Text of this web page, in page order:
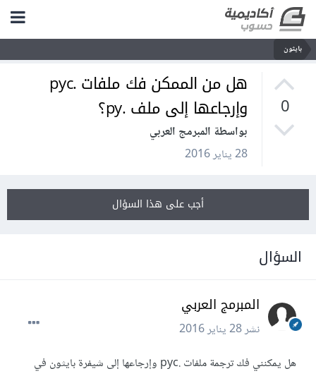
بايثون
0
هل من الممكن فك ملفات .pyc
وإرجاعها إلى ملف .py؟
بواسطة المبرمج العربي
28 يناير 2016
أجب على هذا السؤال
السؤال
المبرمج العربي
نشر28 يناير 2016
هل يمكنني فك ترجمة ملفات .pyc وإرجاعها إلى شيفرة بايثون في